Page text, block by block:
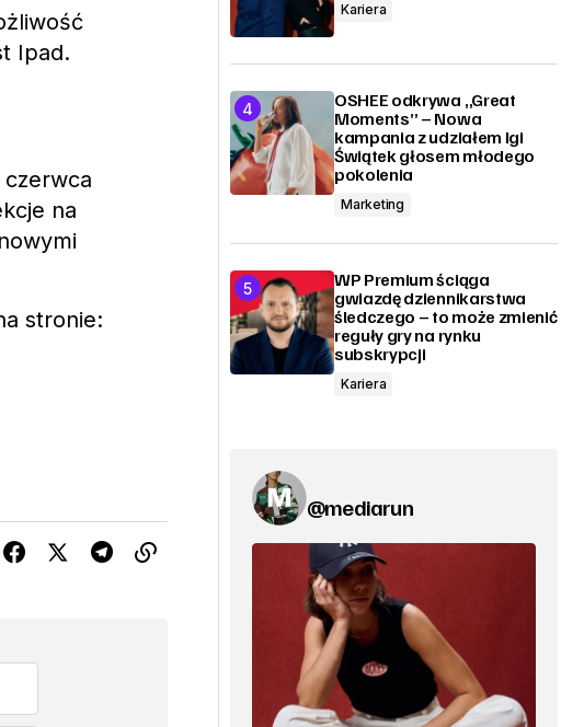
Ipad.
na
stronie:
Kariera
OSHEE odkrywa „Great
Moments” – Nowa
kampania z udziałem Igi
Świątek głosem młodego
pokolenia
Marketing
WP Premium ściąga
gwiazdę dziennikarstwa
śledczego – to może zmienić
reguły gry na rynku
subskrypcji
Kariera
@mediarun